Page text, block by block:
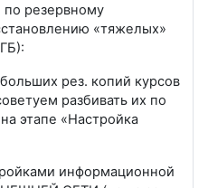
резервному
«тяжелых»
рез. копий курсов
разбивать их по
этапе «Настройка
информационной